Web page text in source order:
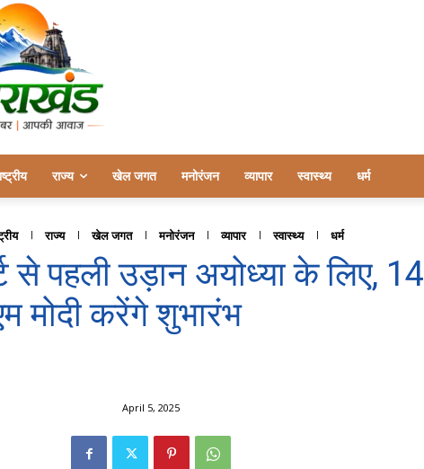
राज्य खेल जगत मनोरंजन व्यापार स्वास्थ्य धर्म
राज्य खेल जगत मनोरंजन व्यापार स्वास्थ्य धर्म
से पहली उड़ान अयोध्या के लिए, 14
मोदी करेंगे शुभारंभ
April 5, 2025